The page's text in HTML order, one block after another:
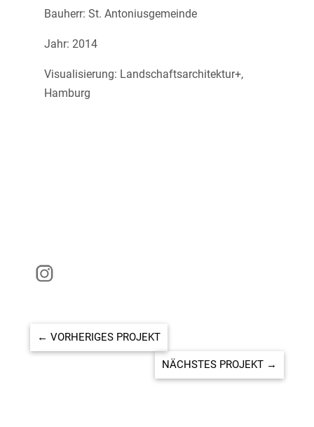
Bauherr: St. Antoniusgemeinde
Jahr: 2014
Visualisierung: Landschaftsarchitektur+,
Hamburg
← VORHERIGES PROJEKT
NÄCHSTES PROJEKT →